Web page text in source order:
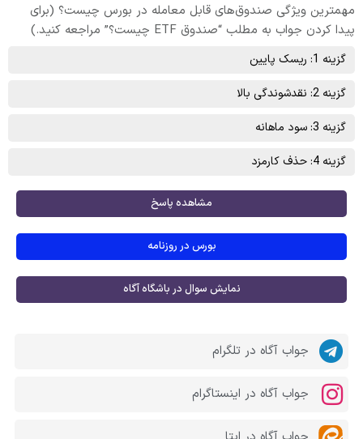
مهمترین ویژگی صندوق‌های قابل معامله در بورس چیست؟ (برای
پیدا کردن جواب به مطلب “صندوق ETF‌ چیست؟” مراجعه کنید.)
گزینه 1: ریسک پایین
گزینه 2: نقدشوندگی بالا
گزینه 3: سود ماهانه
گزینه 4: حذف کارمزد
مشاهده پاسخ
بورس در روزنامه
نمایش سوال در باشگاه آگاه
جواب آگاه در تلگرام
جواب آگاه در اینستاگرام